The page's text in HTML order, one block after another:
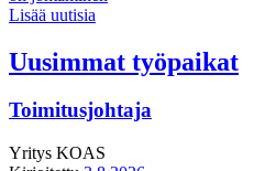
Lisää uutisia
Uusimmat työpaikat
Toimitusjohtaja
Yritys KOAS